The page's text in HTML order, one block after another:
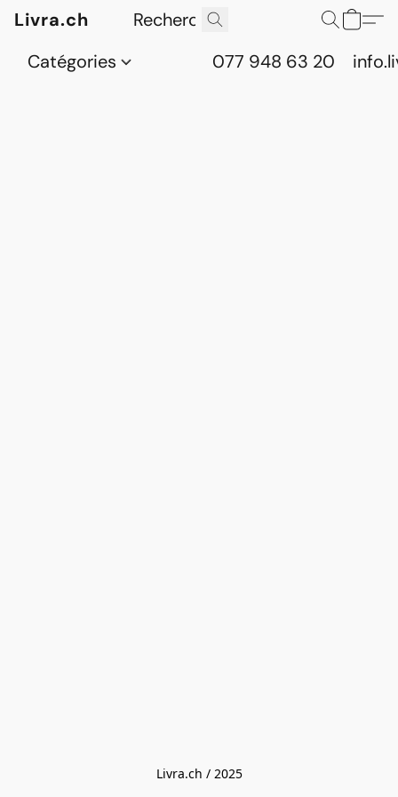
Livra.ch
Catégories
077 948 63 20
Livra.ch / 2025